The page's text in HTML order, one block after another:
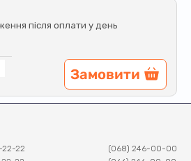
після оплати у день
Замовити
22
(068) 246-00-00